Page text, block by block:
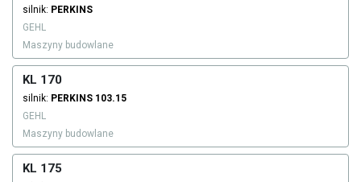
silnik: PERKINS
GEHL
Maszyny budowlane
KL 170
silnik: PERKINS 103.15
GEHL
Maszyny budowlane
KL 175